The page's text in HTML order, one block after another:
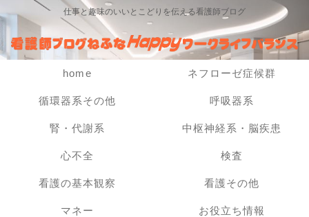
仕事と趣味のいいとこどりを伝える看護師ブログ
home ネフローゼ症候群
循環器系その他 呼吸器系
腎・代謝系 中枢神経系・脳疾患
心不全 検査
看護の基本観察 看護その他
マネー お役立ち情報